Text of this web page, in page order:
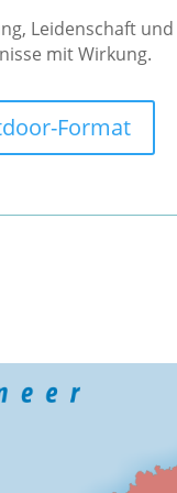
Leidenschaft
mit Wirkung.
Format